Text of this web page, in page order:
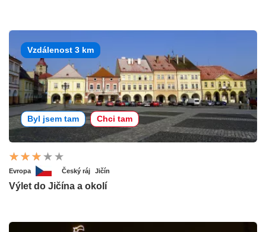
Vzdálenost 3 km
Byl jsem tam Chci tam
Evropa Český ráj Jičín
Výlet do Jičína a okolí